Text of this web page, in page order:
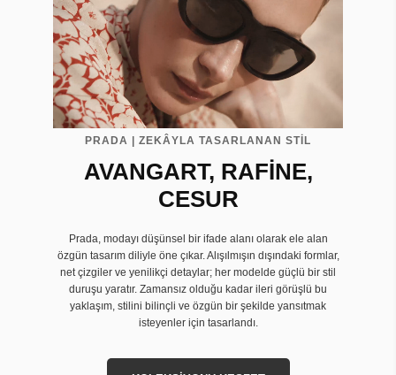
PRADA | ZEKÂYLA TASARLANAN STİL
AVANGART, RAFİNE,
CESUR
Prada, modayı düşünsel bir ifade alanı olarak ele alan
özgün tasarım diliyle öne çıkar. Alışılmışın dışındaki formlar,
net çizgiler ve yenilikçi detaylar; her modelde güçlü bir stil
duruşu yaratır. Zamansız olduğu kadar ileri görüşlü bu
yaklaşım, stilini bilinçli ve özgün bir şekilde yansıtmak
isteyenler için tasarlandı.